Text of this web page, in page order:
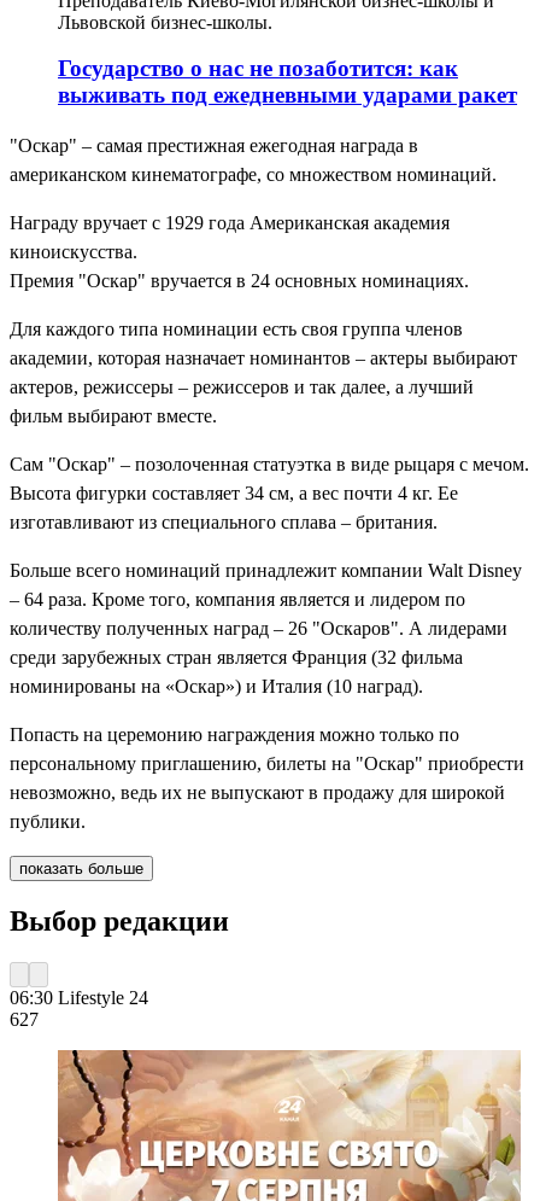
Львовской бизнес-школы.
Государство о нас не позаботится: как
выживать под ежедневными ударами ракет
"Оскар" – самая престижная ежегодная награда в
американском кинематографе, со множеством номинаций.
Награду вручает с 1929 года Американская академия
киноискусства.
Премия "Оскар" вручается в 24 основных номинациях.
Для каждого типа номинации есть своя группа членов
академии, которая назначает номинантов – актеры выбирают
актеров, режиссеры – режиссеров и так далее, а лучший
фильм выбирают вместе.
Сам "Оскар" – позолоченная статуэтка в виде рыцаря с мечом.
Высота фигурки составляет 34 см, а вес почти 4 кг. Ее
изготавливают из специального сплава – британия.
Больше всего номинаций принадлежит компании Walt Disney
– 64 раза. Кроме того, компания является и лидером по
количеству полученных наград – 26 "Оскаров". А лидерами
среди зарубежных стран является Франция (32 фильма
номинированы на «Оскар») и Италия (10 наград).
Попасть на церемонию награждения можно только по
персональному приглашению, билеты на "Оскар" приобрести
невозможно, ведь их не выпускают в продажу для широкой
публики.
показать больше
Выбор редакции
06:30 Lifestyle 24
627